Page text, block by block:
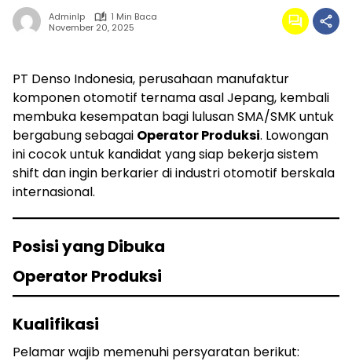
Adminlp
1 Min Baca
November 20, 2025
PT Denso Indonesia, perusahaan manufaktur
komponen otomotif ternama asal Jepang, kembali
membuka kesempatan bagi lulusan SMA/SMK untuk
bergabung sebagai Operator Produksi. Lowongan
ini cocok untuk kandidat yang siap bekerja sistem
shift dan ingin berkarier di industri otomotif berskala
internasional.
Posisi yang Dibuka
Operator Produksi
Kualifikasi
Pelamar wajib memenuhi persyaratan berikut: